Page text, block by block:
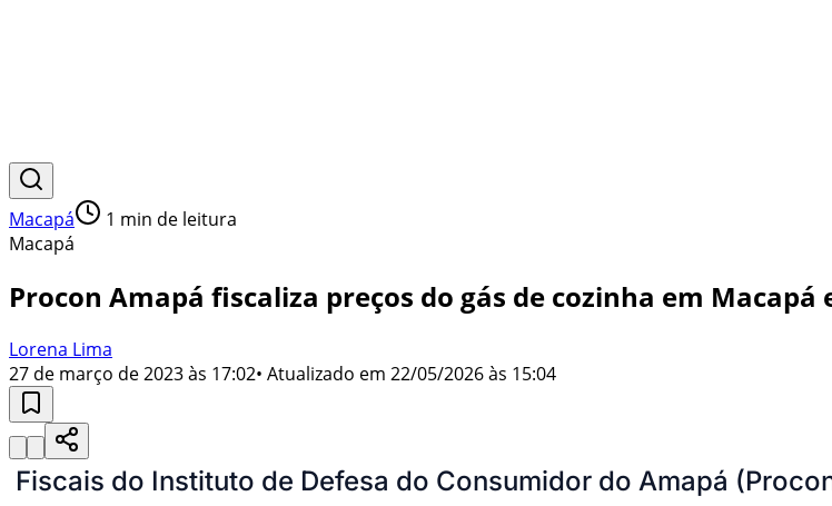
Macapá 1 min de leitura
Macapá
Procon Amapá fiscaliza preços do gás de cozinha em Macapá
Lorena Lima
27 de março de 2023 às 17:02• Atualizado em 22/05/2026 às 15:04
Fiscais do Instituto de Defesa do Consumidor do Amapá